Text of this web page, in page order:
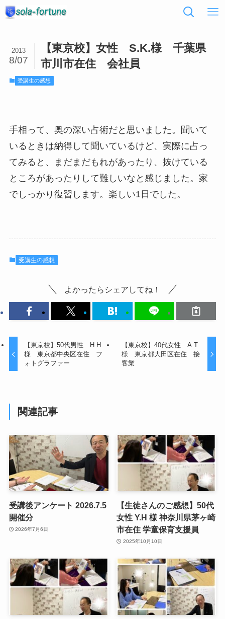
【東京校】女性 S.K.様 千葉県
市川市在住 会社員
2013
8/07
受講生の感想
手相って、奥の深い占術だと思いました。聞いて
いるときは納得して聞いているけど、実際に占っ
てみると、まだまだもれがあったり、抜けている
ところがあったりして難しいなと感じました。家
でしっかり復習します。楽しい1日でした。
受講生の感想
よかったらシェアしてね！
【東京校】50代男性 H.H.
様 東京都中央区在住 フ
ォトグラファー
【東京校】40代女性 A.T.
様 東京都大田区在住 接
客業
関連記事
受講後アンケート 2026.7.5
開催分
2026年7月6日
【生徒さんのご感想】50代
女性 Y.H 様 神奈川県茅ヶ崎
市在住 学童保育支援員
2025年10月10日